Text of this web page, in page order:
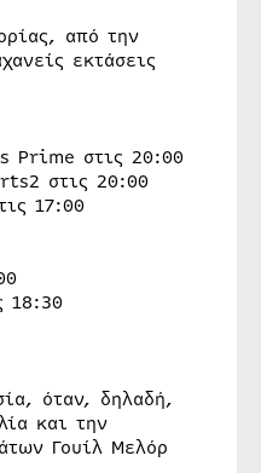
από την
εκτάσεις
Prime στις 20:00
στις 20:00
17:00
18:30
όταν, δηλαδή,
και την
Γουίλ Μελόρ